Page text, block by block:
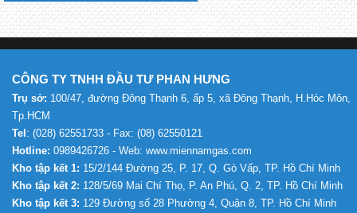
CÔNG TY TNHH ĐẦU TƯ PHAN HƯNG
Trụ sở: 100/47, đường Đông Thạnh 6, ấp 5, xã Đông Thạnh, H.Hóc Môn,
Tp.HCM
Tel : (028) 62551733 - Fax: (08) 62550121
Hotline: 0989426726 - Web: www.miennamgas.com
Kho tập kết 1: 15/2/144 Đường 25, P. 17, Q. Gò Vấp, TP. Hồ Chí Minh
Kho tập kết 2: 128/5/69 Mai Chí Thọ, P. An Phú, Q. 2, TP. Hồ Chí Minh
Kho tập kết 3: 129 Đường số 28 Phường 4, Quận 8, TP. Hồ Chí Minh